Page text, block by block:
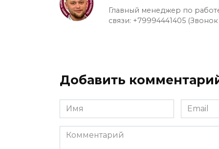
Главный менеджер по
связи: +79994441405
Добавить
Имя
*
Email
*
Комментарий